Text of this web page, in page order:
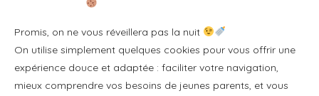
Promis, on ne vous réveillera pas la nuit
On utilise simplement quelques cookies pour vous offrir une
expérience douce et adaptée : faciliter votre navigation,
mieux comprendre vos besoins de jeunes parents, et vous
Se connecter/S'inscrire
FAQ / Livraison & accès
À propos